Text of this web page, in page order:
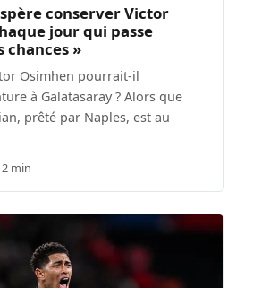
conserver Victor
jour qui passe
chances »
Osimhen pourrait-il
à Galatasaray ? Alors que
prêté par Naples, est au
2 min